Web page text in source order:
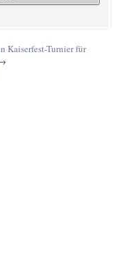
Kaiserfest-Turnier für